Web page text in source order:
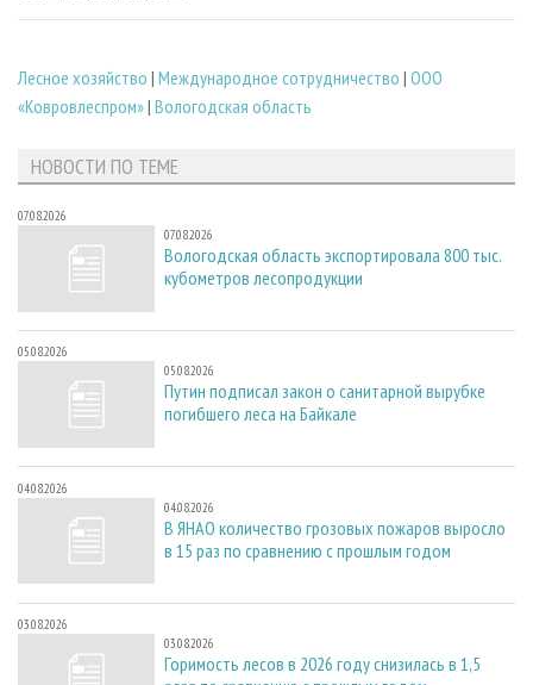
Лесное хозяйство | Международное сотрудничество | ООО
«Ковровлеспром»| Вологодская область
НОВОСТИ ПО ТЕМЕ
07.08.2026
07.08.2026
Вологодская область экспортировала 800 тыс.
кубометров лесопродукции
05.08.2026
05.08.2026
Путин подписал закон о санитарной вырубке
погибшего леса на Байкале
04.08.2026
04.08.2026
В ЯНАО количество грозовых пожаров выросло
в 15 раз по сравнению с прошлым годом
03.08.2026
03.08.2026
Горимость лесов в 2026 году снизилась в 1,5